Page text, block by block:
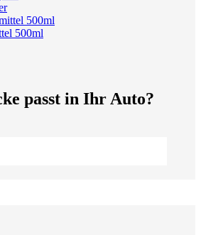
500ml
passt in Ihr Auto?